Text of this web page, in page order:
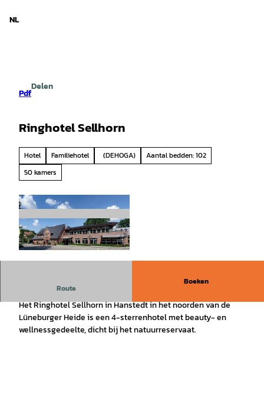
NL
Pdf
Delen
Ringhotel Sellhorn
Hotel Familiehotel (DEHOGA)
Aantal bedden: 102
50 kamers
Route
Boeken
Ringhotel Sellhorn
Het Ringhotel Sellhorn in Hanstedt in het noorden van de
Lüneburger Heide is een 4-sterrenhotel met beauty- en
wellnessgedeelte, dicht bij het natuurreservaat.